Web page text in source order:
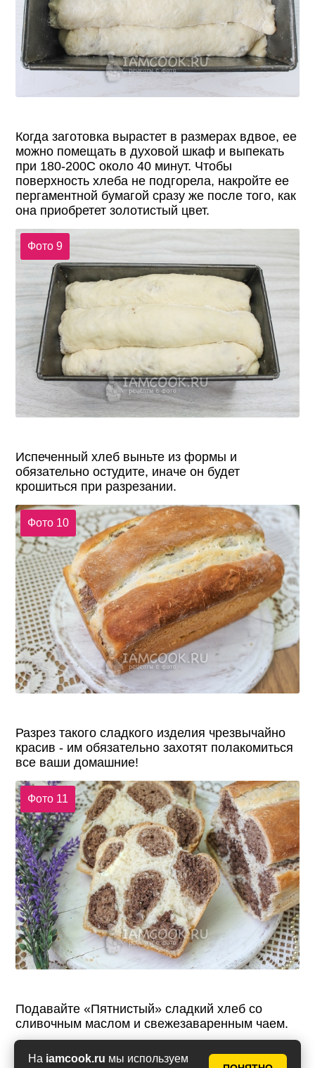
На iamcook.ru мы используем
Когда заготовка вырастет в размерах вдвое, ее
можно помещать в духовой шкаф и выпекать
при 180-200С около 40 минут. Чтобы
поверхность хлеба не подгорела, накройте ее
пергаментной бумагой сразу же после того, как
она приобретет золотистый цвет.
Фото 9
Испеченный хлеб выньте из формы и
обязательно остудите, иначе он будет
крошиться при разрезании.
Фото 10
Разрез такого сладкого изделия чрезвычайно
красив - им обязательно захотят полакомиться
все ваши домашние!
Фото 11
Подавайте «Пятнистый» сладкий хлеб со
сливочным маслом и свежезаваренным чаем.
Фото 12